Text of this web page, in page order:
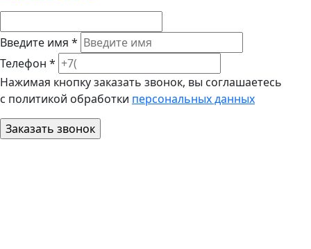
Введите имя *
Телефон *
Нажимая кнопку заказать звонок, вы соглашаетесь
с политикой обработки персональных данных